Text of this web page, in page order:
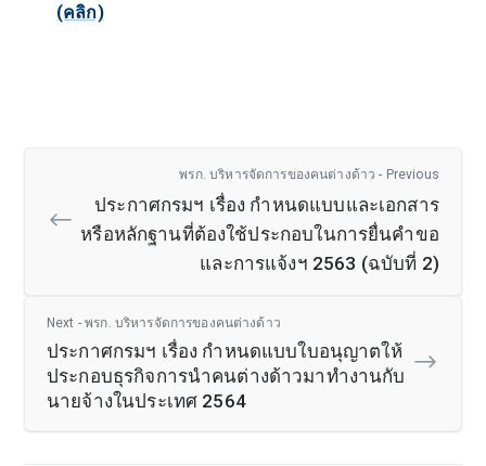
(คลิก)
พรก. บริหารจัดการของคนต่างด้าว - Previous
ประกาศกรมฯ เรื่อง กำหนดแบบและเอกสาร
หรือหลักฐานที่ต้องใช้ประกอบในการยื่นคำขอ
และการแจ้งฯ 2563 (ฉบับที่ 2)
Next - พรก. บริหารจัดการของคนต่างด้าว
ประกาศกรมฯ เรื่อง กำหนดแบบใบอนุญาตให้
ประกอบธุรกิจการนำคนต่างด้าวมาทำงานกับ
นายจ้างในประเทศ 2564